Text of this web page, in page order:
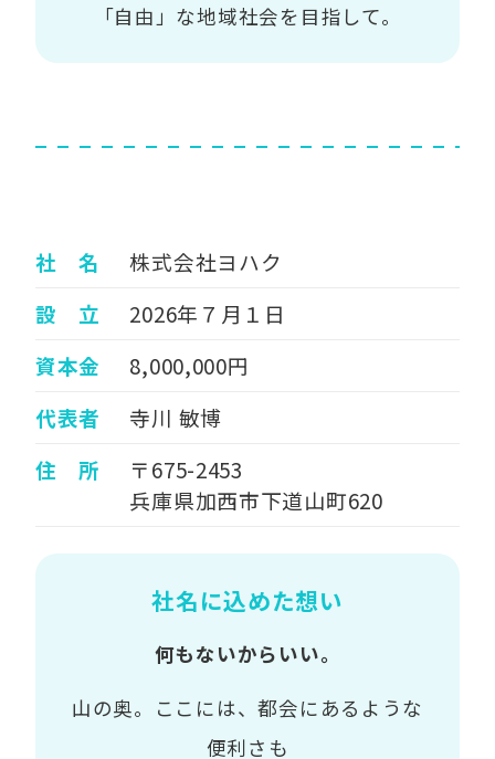
「自由」な地域社会を目指して。
社 名
株式会社ヨハク
設 立
2026年７月１日
資本金
8,000,000円
代表者
寺川 敏博
住 所
〒675-2453
兵庫県加西市下道山町620
社名に込めた想い
何もないからいい。
山の奥。ここには、都会にあるような
便利さも